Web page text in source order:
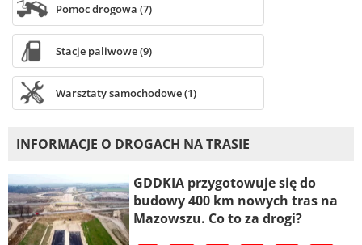
Pomoc drogowa (7)
Stacje paliwowe (9)
Warsztaty samochodowe (1)
INFORMACJE O DROGACH NA TRASIE
GDDKIA przygotowuje się do
budowy 400 km nowych tras na
Mazowszu. Co to za drogi?